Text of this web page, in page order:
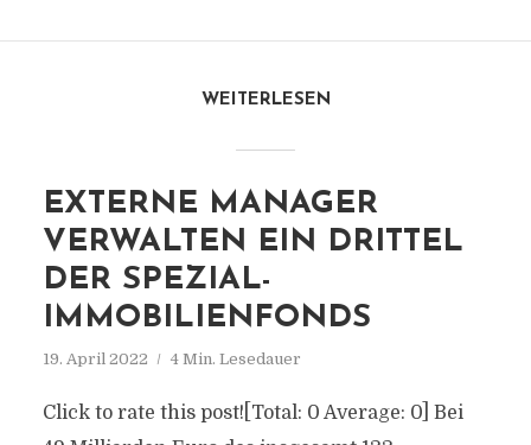
WEITERLESEN
EXTERNE MANAGER
VERWALTEN EIN DRITTEL
DER SPEZIAL-
IMMOBILIENFONDS
19. April 2022 4 Min. Lesedauer
Click to rate this post![Total: 0 Average: 0] Bei